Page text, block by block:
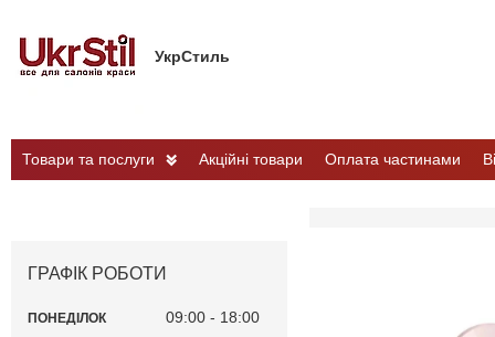
УкрСтиль
Товари та послуги Акційні товари Оплата частинами
ГРАФІК РОБОТИ
ПОНЕДІЛОК 09:00
18:00